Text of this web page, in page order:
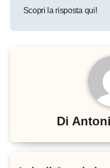
Scopri la risposta qui!
Di